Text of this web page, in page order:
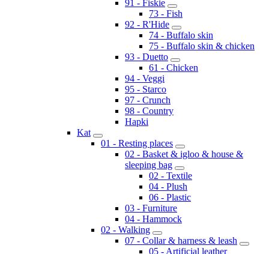
91 - Fiskie
73 - Fish
92 - R'Hide
74 - Buffalo skin
75 - Buffalo skin & chicken
93 - Duetto
61 - Chicken
94 - Veggi
95 - Starco
97 - Crunch
98 - Country
Hapki
Kat
01 - Resting places
02 - Basket & igloo & house &
sleeping bag
02 - Textile
04 - Plush
06 - Plastic
03 - Furniture
04 - Hammock
02 - Walking
07 - Collar & harness & leash
05 - Artificial leather